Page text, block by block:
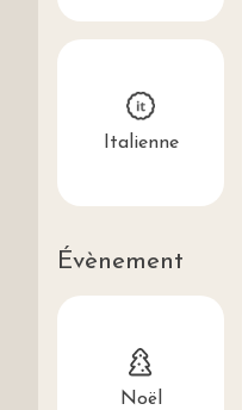
Italienne
Évènement
Noël